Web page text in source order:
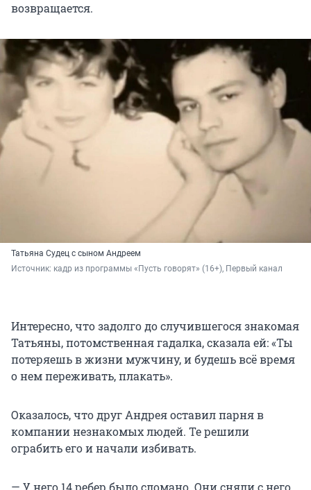
возвращается.
Татьяна Судец с сыном Андреем
Источник: кадр из программы «Пусть говорят» (16+), Первый канал
Интересно, что задолго до случившегося знакомая
Татьяны, потомственная гадалка, сказала ей: «Ты
потеряешь в жизни мужчину, и будешь всё время
о нем переживать, плакать».
Оказалось, что друг Андрея оставил парня в
компании незнакомых людей. Те решили
ограбить его и начали избивать.
— У него 14 ребер было сломано. Они сняли с него